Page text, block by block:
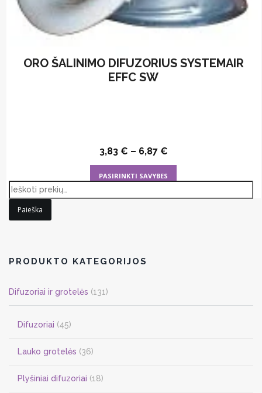
ORO ŠALINIMO DIFUZORIUS SYSTEMAIR
EFFC SW
3,83 € – 6,87 €
PASIRINKTI SAVYBES
has
Paieška
PRODUKTO KATEGORIJOS
Difuzoriai ir grotelės (131)
Difuzoriai (45)
Lauko grotelės (36)
Plyšiniai difuzoriai (18)